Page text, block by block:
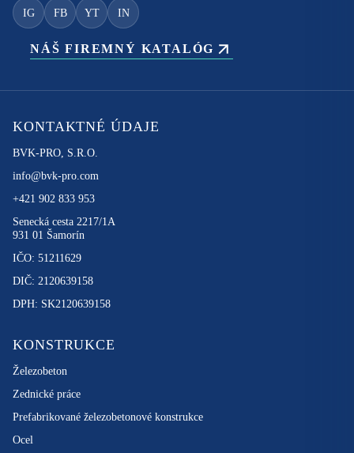
IG FB YT IN
NÁŠ FIREMNÝ KATALÓG
KONTAKTNÉ ÚDAJE
BVK-PRO, S.R.O.
info@bvk-pro.com
+421 902 833 953
Senecká cesta 2217/1A
931 01 Šamorín
IČO: 51211629
DIČ: 2120639158
DPH: SK2120639158
KONSTRUKCE
Železobeton
Zednické práce
Prefabrikované železobetonové konstrukce
Ocel